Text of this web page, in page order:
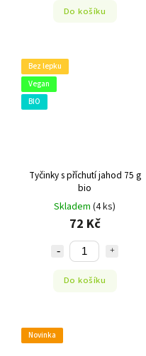
Do košíku
Bez lepku
Vegan
BIO
Tyčinky s příchutí jahod 75 g
bio
Skladem (4 ks)
72 Kč
Do košíku
Novinka